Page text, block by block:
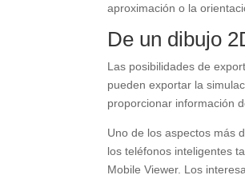
aproximación o la
De un dibujo
Las posibilidades de
pueden exportar la
proporcionar información
Uno de los aspectos más
los teléfonos inteligentes
Mobile Viewer. Los